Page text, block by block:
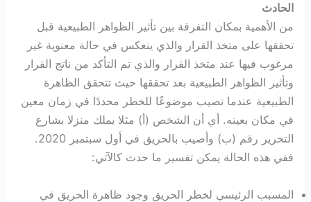
الحادث
من الأهمية بمكان التفرقة بين تأثير الظواهر الطبيعية قبل
تحققها على متخذ القرار والذي ينعكس في حالة معنوية غير
مرغوب فيها عند متخذ القرار والذي تم التأكد من ناتج القرار
وتأثير الظواهر الطبيعية بعد تحققها حيث تتحقق الظاهرة
الطبيعية عندما تصيب موضوعًا للخطر محددًا في زمان معين
في مكان بعينه. أي أن الشخص (أ) مثلا يملك منزلا بشارع
التحرير رقم (ب) وأصيب بالحريق في أول سبتمبر 2020.
ففي هذه الحالة يمكن تفسير ما حدث كالآتي:
المسبب الرئيسي لخطر الحريق وجود ظاهرة الحريق في